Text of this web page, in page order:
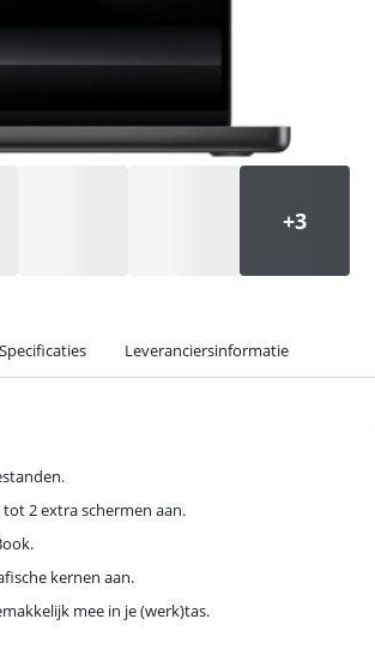
Specificaties Leveranciersinformatie
2 extra schermen aan.
kernen aan.
mee in je (werk)tas.